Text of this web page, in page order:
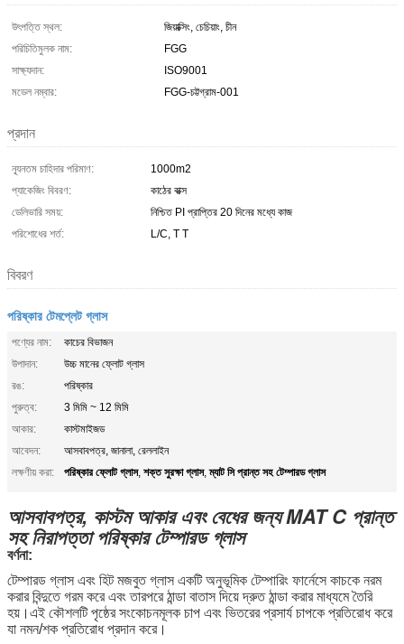
উৎপত্তি স্থল:
জিয়াক্সিং, চেচিয়াং, চীন
পরিচিতিমুলক নাম:
FGG
সাক্ষ্যদান:
ISO9001
মডেল নম্বার:
FGG-চট্টগ্রাম-001
প্রদান
ন্যূনতম চাহিদার পরিমাণ:
1000m2
প্যাকেজিং বিবরণ:
কাঠের বাক্স
ডেলিভারি সময়:
নিশ্চিত PI প্রাপ্তির 20 দিনের মধ্যে কাজ
পরিশোধের শর্ত:
L/C, T T
বিবরণ
পরিষ্কার টেমপ্লেট গ্লাস
পণ্যের নাম:
কাচের বিভাজন
উপাদান:
উচ্চ মানের ফ্লোট গ্লাস
রঙ:
পরিষ্কার
পুরুত্ব:
3 মিমি ~ 12 মিমি
আকার:
কাস্টমাইজড
আবেদন:
আসবাবপত্র, জানালা, রেললাইন
লক্ষণীয় করা:
পরিষ্কার ফ্লোট গ্লাস, শক্ত সুরক্ষা গ্লাস,ম্যাট সি প্রান্ত সহ টেম্পারড গ্লাস
আসবাবপত্র, কাস্টম আকার এবং বেধের জন্য MAT C প্রান্ত
সহ নিরাপত্তা পরিষ্কার টেম্পারড গ্লাস
বর্ণনা:
টেম্পারড গ্লাস এবং হিট মজবুত গ্লাস একটি অনুভূমিক টেম্পারিং ফার্নেসে কাচকে নরম
করার বিন্দুতে গরম করে এবং তারপরে ঠান্ডা বাতাস দিয়ে দ্রুত ঠান্ডা করার মাধ্যমে তৈরি
হয়।এই কৌশলটি পৃষ্ঠের সংকোচনমূলক চাপ এবং ভিতরের প্রসার্য চাপকে প্রতিরোধ করে
যা নমন/শক প্রতিরোধ প্রদান করে।